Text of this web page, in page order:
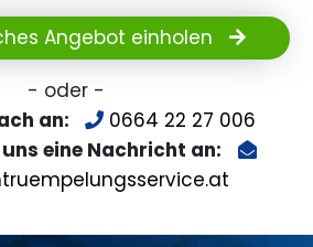
Angebot einholen
- oder -
an:
0664 22 27 006
eine Nachricht an: